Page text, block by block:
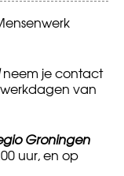
neem je contact
werkdagen van
Groningen
uur, en op